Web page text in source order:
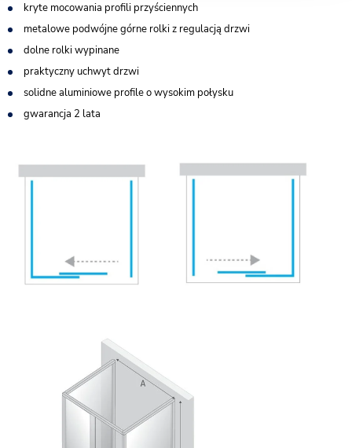
kryte mocowania profili przyściennych
metalowe podwójne górne rolki z regulacją drzwi
dolne rolki wypinane
praktyczny uchwyt drzwi
solidne aluminiowe profile o wysokim połysku
gwarancja 2 lata